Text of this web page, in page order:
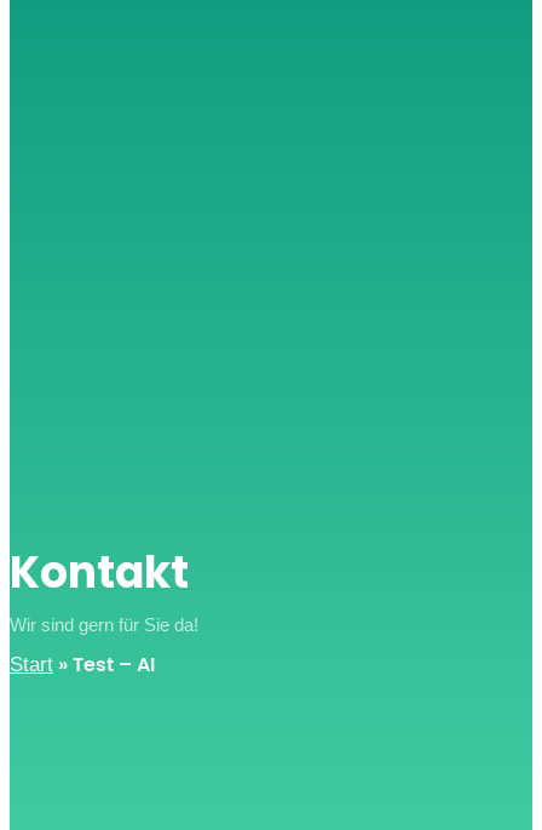
Kontakt
Wir sind gern für Sie da!
Start » Test – AI